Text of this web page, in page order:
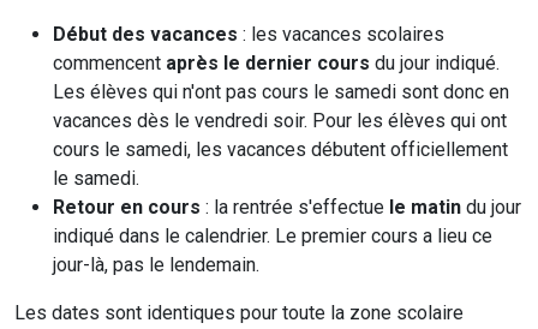
Début des vacances : les vacances scolaires
commencent après le dernier cours du jour indiqué.
Les élèves qui n'ont pas cours le samedi sont donc en
vacances dès le vendredi soir. Pour les élèves qui ont
cours le samedi, les vacances débutent officiellement
le samedi.
Retour en cours : la rentrée s'effectue le matin du jour
indiqué dans le calendrier. Le premier cours a lieu ce
jour-là, pas le lendemain.
Les dates sont identiques pour toute la zone scolaire